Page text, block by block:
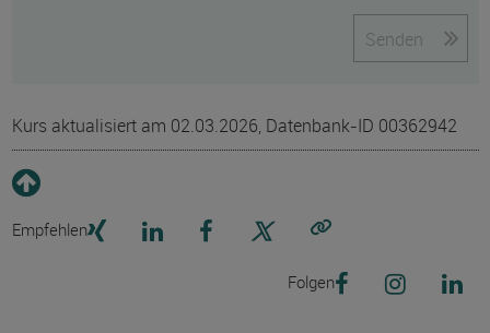
Senden
Kurs aktualisiert am 02.03.2026, Datenbank-ID 00362942
Empfehlen
Folgen